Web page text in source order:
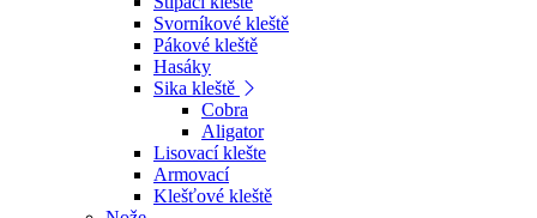
Svorníkové kleště
Pákové kleště
Hasáky
Sika kleště
Cobra
Aligator
Lisovací klešte
Armovací
Klešťové kleště